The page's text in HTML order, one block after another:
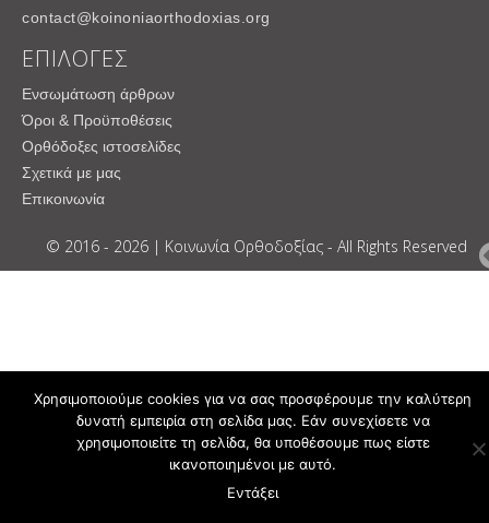
contact@koinoniaorthodoxias.org
ΕΠΙΛΟΓΕΣ
Ενσωμάτωση άρθρων
Όροι & Προϋποθέσεις
Ορθόδοξες ιστοσελίδες
Σχετικά με μας
Επικοινωνία
© 2016 - 2026 | Κοινωνία Ορθοδοξίας - All Rights Reserved
Χρησιμοποιούμε cookies για να σας προσφέρουμε την καλύτερη
δυνατή εμπειρία στη σελίδα μας. Εάν συνεχίσετε να
χρησιμοποιείτε τη σελίδα, θα υποθέσουμε πως είστε
ικανοποιημένοι με αυτό.
Εντάξει